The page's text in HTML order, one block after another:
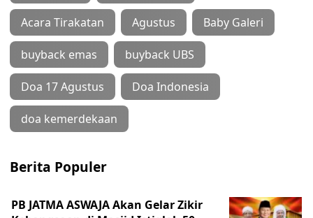
Acara Tirakatan Agustus Baby Galeri
buyback emas buyback UBS
Doa 17 Agustus Doa Indonesia
doa kemerdekaan
Berita Populer
PB JATMA ASWAJA Akan Gelar Zikir